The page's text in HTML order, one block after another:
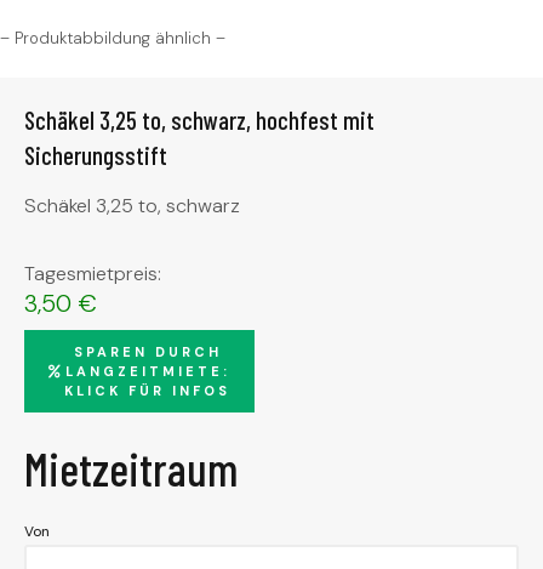
– Produktabbildung ähnlich –
Schäkel 3,25 to, schwarz, hochfest mit
Sicherungsstift
Schäkel 3,25 to, schwarz
Tagesmietpreis:
3,50 €
SPAREN DURCH
LANGZEITMIETE:
KLICK FÜR INFOS
Mietzeitraum
Von